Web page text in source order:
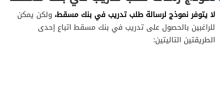
لا يتوفر نموذج لرسالة طلب تدريب في بنك مسقط، ولكن يمكن
للراغبين بالحصول على تدريب في بنك مسقط اتباع إحدى
الطريقتين التاليتين: